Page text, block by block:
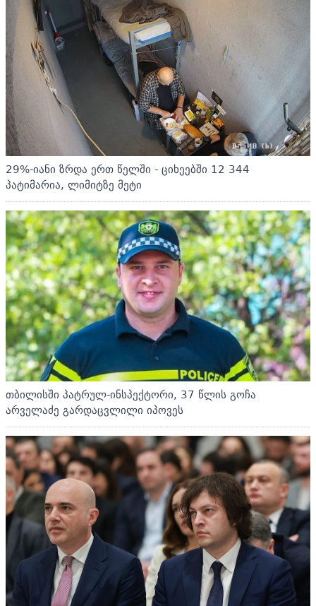
29%-იანი ზრდა ერთ წელში - ციხეებში 12 344
პატიმარია, ლიმიტზე მეტი
თბილისში პატრულ-ინსპექტორი, 37 წლის გოჩა
არველაძე გარდაცვლილი იპოვეს